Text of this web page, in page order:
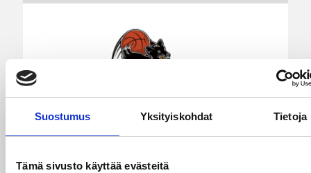
Suostumus Yksityiskohdat Tietoja
Tämä sivusto käyttää evästeitä
Alueet 01.08.2026 16:31